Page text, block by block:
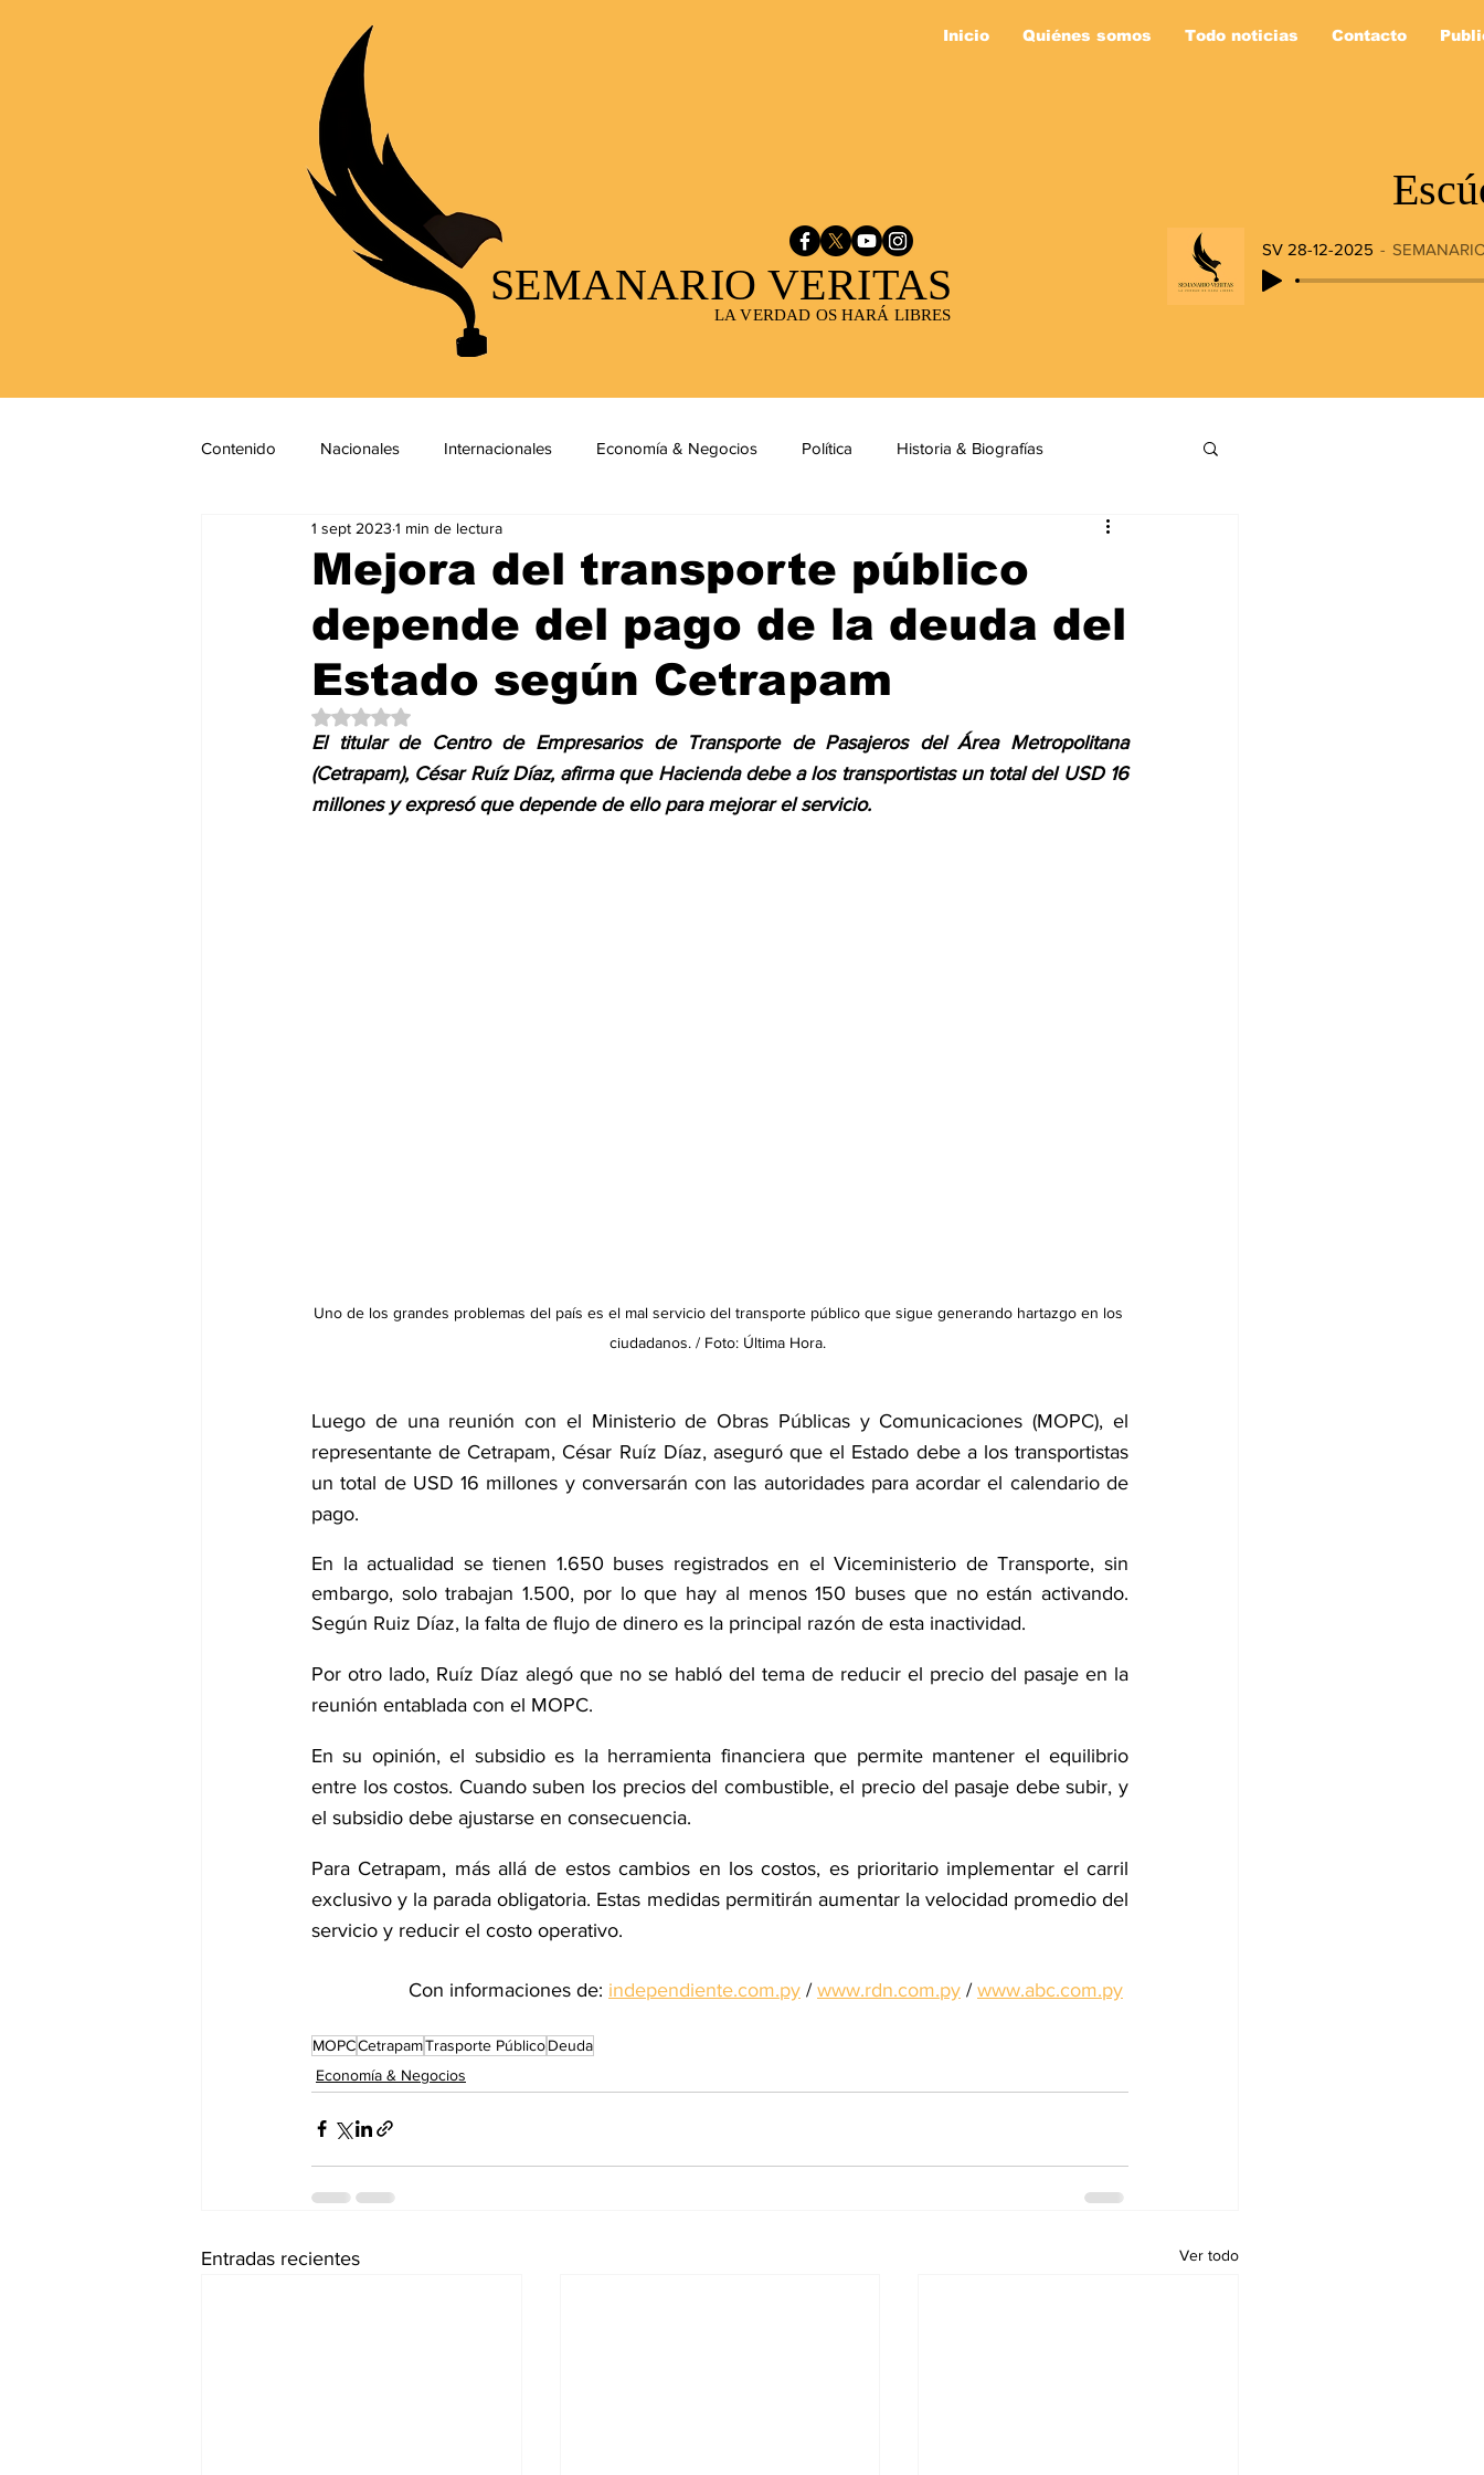
Inicio Quiénes somos Todo noticias Contacto
LA VERDAD OS HARÁ LIBRES
SEMANARIO VERITAS
SV 28-12-2025
Contenido Nacionales Internacionales Economía & Negocios Política Historia & Biografías
Salud & Bienestar Editorial
Mundo Gastronómico Mundo Animal Arte & Cultura Deportes
Mejora del transporte público
depende del pago de la deuda del
Estado según Cetrapam
1 sept 2023 1 min de lectura
Obtuvo NaN de 5 estrellas.
El titular de Centro de Empresarios de Transporte de Pasajeros del Área Metropolitana
(Cetrapam), César Ruíz Díaz, afirma que Hacienda debe a los transportistas un total del USD 16
millones y expresó que depende de ello para mejorar el servicio.
Uno de los grandes problemas del país es el mal servicio del transporte público que sigue generando hartazgo en los
ciudadanos. / Foto: Última Hora.
Luego de una reunión con el Ministerio de Obras Públicas y Comunicaciones (MOPC), el
representante de Cetrapam, César Ruíz Díaz, aseguró que el Estado debe a los transportistas
un total de USD 16 millones y conversarán con las autoridades para acordar el calendario de
pago.
En la actualidad se tienen 1.650 buses registrados en el Viceministerio de Transporte, sin
embargo, solo trabajan 1.500, por lo que hay al menos 150 buses que no están activando.
Según Ruiz Díaz, la falta de flujo de dinero es la principal razón de esta inactividad.
Por otro lado, Ruíz Díaz alegó que no se habló del tema de reducir el precio del pasaje en la
reunión entablada con el MOPC.
En su opinión, el subsidio es la herramienta financiera que permite mantener el equilibrio
entre los costos. Cuando suben los precios del combustible, el precio del pasaje debe subir, y
el subsidio debe ajustarse en consecuencia.
Para Cetrapam, más allá de estos cambios en los costos, es prioritario implementar el carril
exclusivo y la parada obligatoria. Estas medidas permitirán aumentar la velocidad promedio del
servicio y reducir el costo operativo.
Con informaciones de: independiente.com.py / www.rdn.com.py / www.abc.com.py
MOPCCetrapamTrasporte PúblicoDeuda
Economía & Negocios
Entradas recientes Ver todo